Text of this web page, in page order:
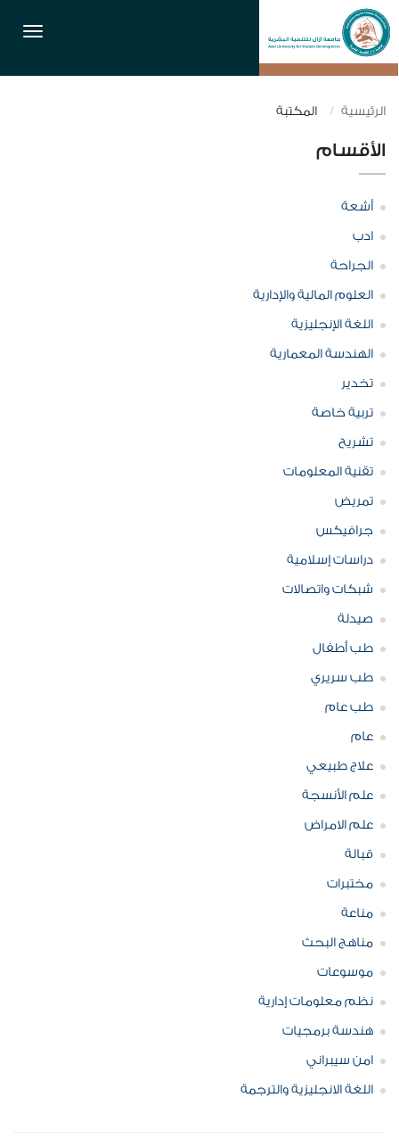
الرئيسية المكتبة
الأقسام
أشعة
ادب
الجراحة
العلوم المالية والإدارية
اللغة الإنجليزية
الهندسة المعمارية
تخدير
تربية خاصة
تشريح
تقنية المعلومات
تمريض
جرافيكس
دراسات إسلامية
شبكات واتصالات
صيدلة
طب أطفال
طب سريري
طب عام
عام
علاج طبيعي
علم الأنسجة
علم الامراض
قبالة
مختبرات
مناعة
مناهج البحث
موسوعات
نظم معلومات إدارية
هندسة برمجيات
امن سيبراني
اللغة الانجليزية والترجمة